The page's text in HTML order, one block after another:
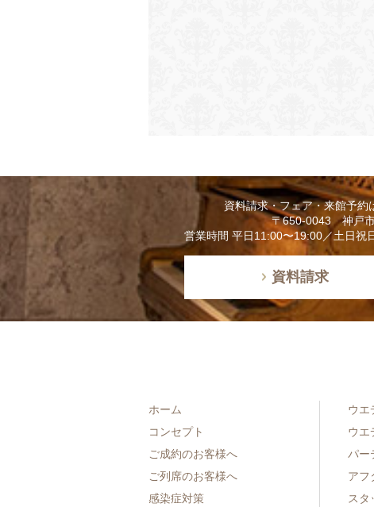
資料請求・フェア・来館予
〒650-0043 神戸
営業時間 平日11:00〜19:00／土日祝
資料請求
ホーム
コンセプト
ご成約のお客様へ
ご列席のお客様へ
感染症対策
ウエ
ウエ
パー
アフ
スタ